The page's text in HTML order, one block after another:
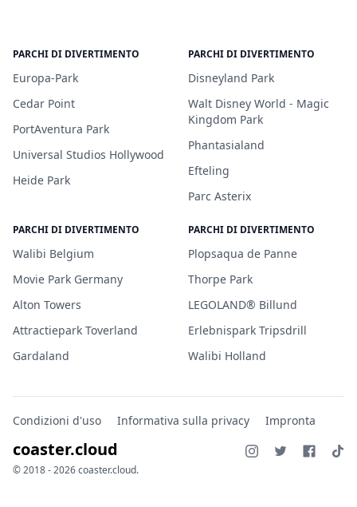
PARCHI DI DIVERTIMENTO
Europa-Park
Cedar Point
PortAventura Park
Universal Studios Hollywood
Heide Park
PARCHI DI DIVERTIMENTO
Disneyland Park
Walt Disney World - Magic
Kingdom Park
Phantasialand
Efteling
Parc Asterix
PARCHI DI DIVERTIMENTO
Walibi Belgium
Movie Park Germany
Alton Towers
Attractiepark Toverland
Gardaland
PARCHI DI DIVERTIMENTO
Plopsaqua de Panne
Thorpe Park
LEGOLAND® Billund
Erlebnispark Tripsdrill
Walibi Holland
Condizioni d'uso Informativa sulla privacy Impronta
coaster.cloud
© 2018 - 2026 coaster.cloud.